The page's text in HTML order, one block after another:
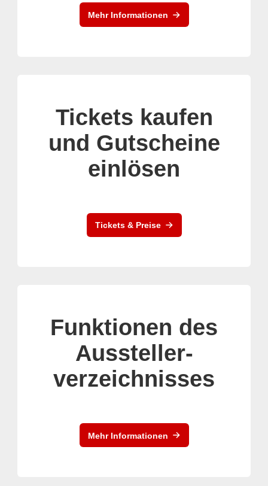
Mehr Informationen
Tickets kaufen
und Gutscheine
einlösen
Tickets & Preise
Funktionen des
Aussteller-
verzeichnisses
Mehr Informationen